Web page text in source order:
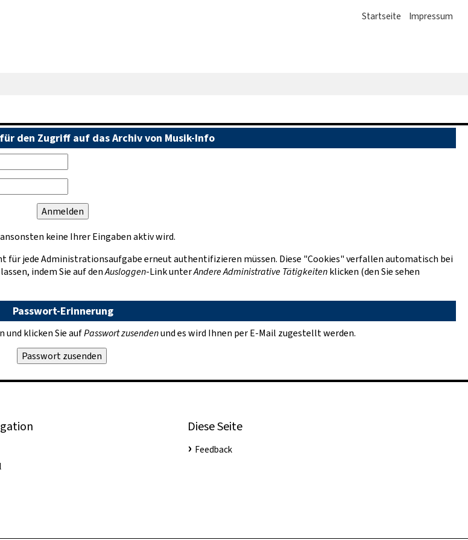
Startseite Impressum
den Zugriff auf das Archiv von Musik-Info
keine Ihrer Eingaben aktiv wird.
für jede Administrationsaufgabe erneut authentifizieren müssen. Diese "Cookies" verfallen automatisch bei
indem Sie auf denAusloggen-Link unterAndere Administrative Tätigkeitenklicken (den Sie sehen
Passwort-Erinnerung
und klicken Sie aufPasswort zusendenund es wird Ihnen per E-Mail zugestellt werden.
Diese Seite
Feedback